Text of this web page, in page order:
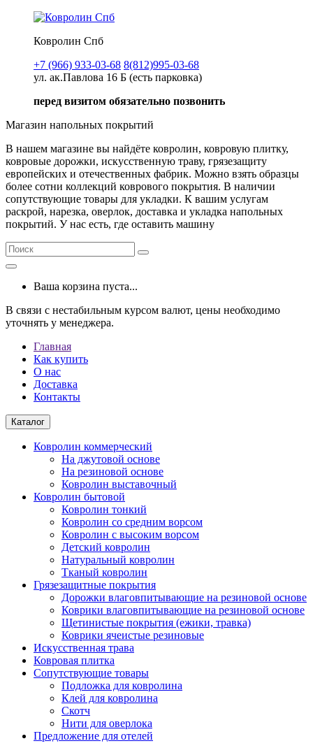
Ковролин Спб
+7 (966) 933-03-68 8(812)995-03-68
ул. ак.Павлова 16 Б (есть парковка)
перед визитом обязательно позвонить
Магазин напольных покрытий
В нашем магазине вы найдёте ковролин, ковровую плитку,
ковровые дорожки, искусственную траву, грязезащиту
европейских и отечественных фабрик. Можно взять образцы
более сотни коллекций коврового покрытия. В наличии
сопутствующие товары для укладки. К вашим услугам
раскрой, нарезка, оверлок, доставка и укладка напольных
покрытий. У нас есть, где оставить машину
Ваша корзина пуста...
В связи с нестабильным курсом валют, цены необходимо
уточнять у менеджера.
Главная
Как купить
О нас
Доставка
Контакты
Каталог
Ковролин коммерческий
На джутовой основе
На резиновой основе
Ковролин выставочный
Ковролин бытовой
Ковролин тонкий
Ковролин со средним ворсом
Ковролин с высоким ворсом
Детский ковролин
Натуральный ковролин
Тканый ковролин
Грязезащитные покрытия
Дорожки влаговпитывающие на резиновой основе
Коврики влаговпитывающие на резиновой основе
Щетинистые покрытия (ежики, травка)
Коврики ячеистые резиновые
Искусственная трава
Ковровая плитка
Сопутствующие товары
Подложка для ковролина
Клей для ковролина
Скотч
Нити для оверлока
Предложение для отелей